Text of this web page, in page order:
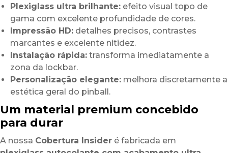
Plexiglass ultra brilhante: efeito visual topo de
gama com excelente profundidade de cores.
Impressão HD: detalhes precisos, contrastes
marcantes e excelente nitidez.
Instalação rápida: transforma imediatamente a
zona da lockbar.
Personalização elegante: melhora discretamente a
estética geral do pinball.
Um material premium concebido
para durar
A nossa Cobertura Insider é fabricada em